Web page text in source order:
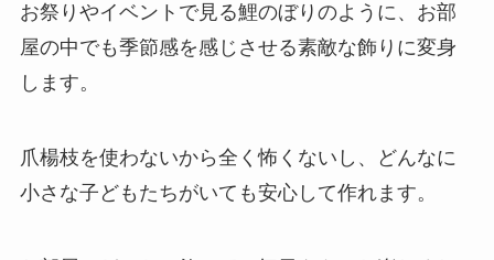
お祭りやイベントで見る鯉のぼりのように、お部
屋の中でも季節感を感じさせる素敵な飾りに変身
します。
爪楊枝を使わないから全く怖くないし、どんなに
小さな子どもたちがいても安心して作れます。